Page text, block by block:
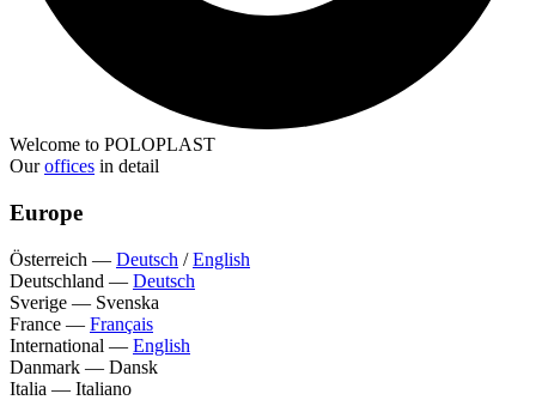
Welcome to POLOPLAST
Ouroffices in detail
Europe
Österreich — Deutsch /English
Deutschland — Deutsch
Sverige — Svenska
France — Français
International — English
Danmark — Dansk
Italia — Italiano